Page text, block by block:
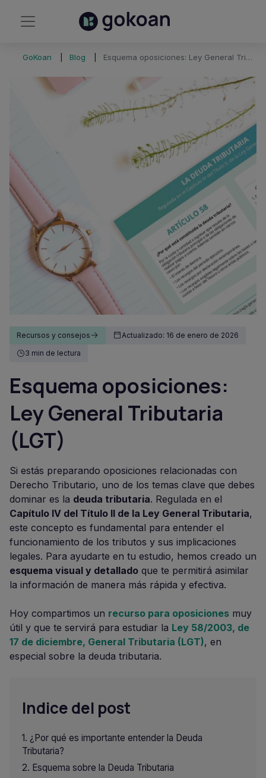
GoKoan Blog Esquema oposiciones: Ley General Tributaria (LGT)
Recursos y consejos
Actualizado: 16 de enero de 2026
3 min de lectura
Esquema oposiciones:
Ley General Tributaria
(LGT)
Si estás preparando oposiciones relacionadas con
Derecho Tributario, uno de los temas clave que debes
dominar es la deuda tributaria. Regulada en el
Capítulo IV del Título II de la Ley General Tributaria,
este concepto es fundamental para entender el
funcionamiento de los tributos y sus implicaciones
legales. Para ayudarte en tu estudio, hemos creado un
esquema visual y detallado que te permitirá asimilar
la información de manera más rápida y efectiva.
Hoy compartimos un recurso para oposiciones muy
útil y que te servirá para estudiar la Ley 58/2003, de
17 de diciembre, General Tributaria (LGT), en
especial sobre la deuda tributaria.
Indice del post
¿Por qué es importante entender la Deuda
Tributaria?
Esquema sobre la Deuda Tributaria